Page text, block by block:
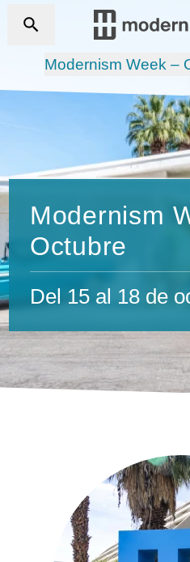
Modernism Week –
Modernism
Octubre
Del 15 al 18 de